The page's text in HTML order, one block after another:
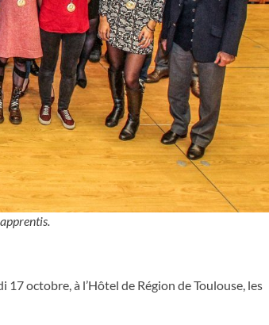
octobre, à l’Hôtel de Région de Toulouse, les